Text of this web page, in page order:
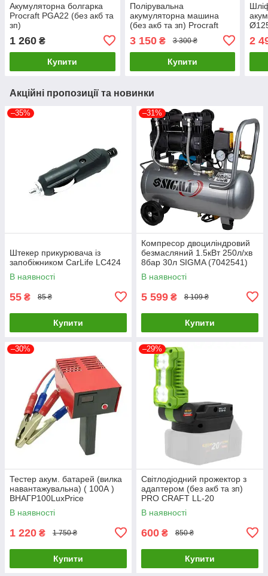
Акумуляторна болгарка
Procraft PGA22 (без акб та
зп)
1 260 ₴
Купити
Полірувальна
акумуляторна машина
(без акб та зп) Procraft
3 150₴ 3 300 ₴
Купити
2
Акційні пропозиції та новинки
–35%
Штекер прикурювача із
запобіжником CarLife LC424
В наявності
55 ₴ 85 ₴
Купити
–31%
Компресор двоциліндровий
безмасляний 1.5кВт 250л/хв
8бар 30л SIGMA (7042541)
В наявності
5 599 ₴ 8 109 ₴
Купити
–30%
Тестер акум. батарей (вилка
навантажувальна) ( 100А )
ВНАГР100LuxPrice
В наявності
1 220 ₴ 1 750 ₴
Купити
–29%
Світлодіодний прожектор з
адаптером (без акб та зп)
PRO CRAFT LL-20
В наявності
600 ₴ 850 ₴
Купити